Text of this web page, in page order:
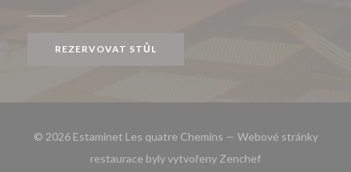
REZERVOVAT STŮL
© 2026 Estaminet Les quatre Chemins — Webové stránky
restaurace byly vytvořeny Zenchef((otevře se v